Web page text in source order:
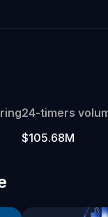
24-timers
$105.68M